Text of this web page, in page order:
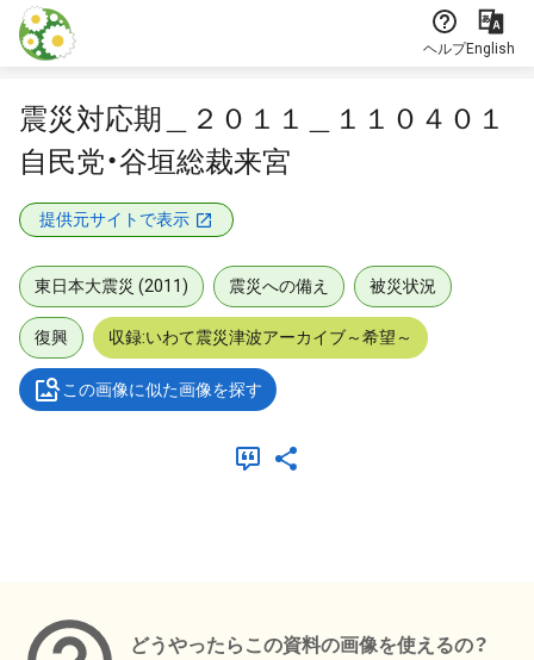
本文に飛ぶ
ヘルプEnglish
震災対応期＿２０１１＿１１０４０１
自民党・谷垣総裁来宮
提供元サイトで表示
東日本大震災 (2011) 震災への備え 被災状況
復興 収録:いわて震災津波アーカイブ～希望～
この画像に似た画像を探す
どうやったらこの資料の画像を使えるの？